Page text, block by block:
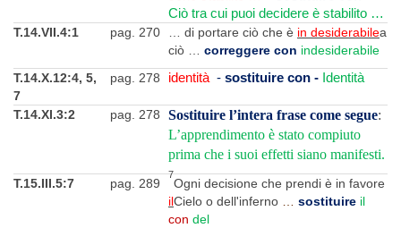
Ciò tra cui puoi decidere è stabilito …
T.14.VII.4:1
pag. 270 … di portare ciò che è in desiderabilea
ciò … correggere con indesiderabile
T.14.X.12:4, 5,
7
pag. 278 identità - sostituire con - Identità
T.14.XI.3:2 pag. 278 Sostituire l’intera frase come segue:
L’apprendimento è stato compiuto
prima che i suoi effetti siano manifesti.
T.15.III.5:7 pag. 289
7
Ogni decisione che prendi è in favore
ilCielo o dell'inferno sostituire il
con del